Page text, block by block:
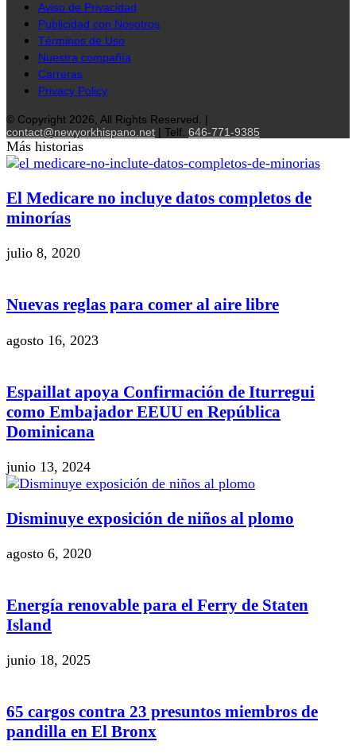
Aviso de Privacidad
Publicidad con Nosotros
Términos de Uso
Nuestra compañía
Carreras
Privacy Policy
© Copyright 2026, All Rights Reserved. |
contact@newyorkhispano.net | Telf. 646-771-9385
Más historias
El Medicare no incluye datos completos de
minorías
julio 8, 2020
Nuevas reglas para comer al aire libre
agosto 16, 2023
Espaillat apoya Confirmación de Iturregui
como Embajador EEUU en República
Dominicana
junio 13, 2024
Disminuye exposición de niños al plomo
agosto 6, 2020
Energía renovable para el Ferry de Staten
Island
junio 18, 2025
65 cargos contra 23 presuntos miembros de
pandilla en El Bronx